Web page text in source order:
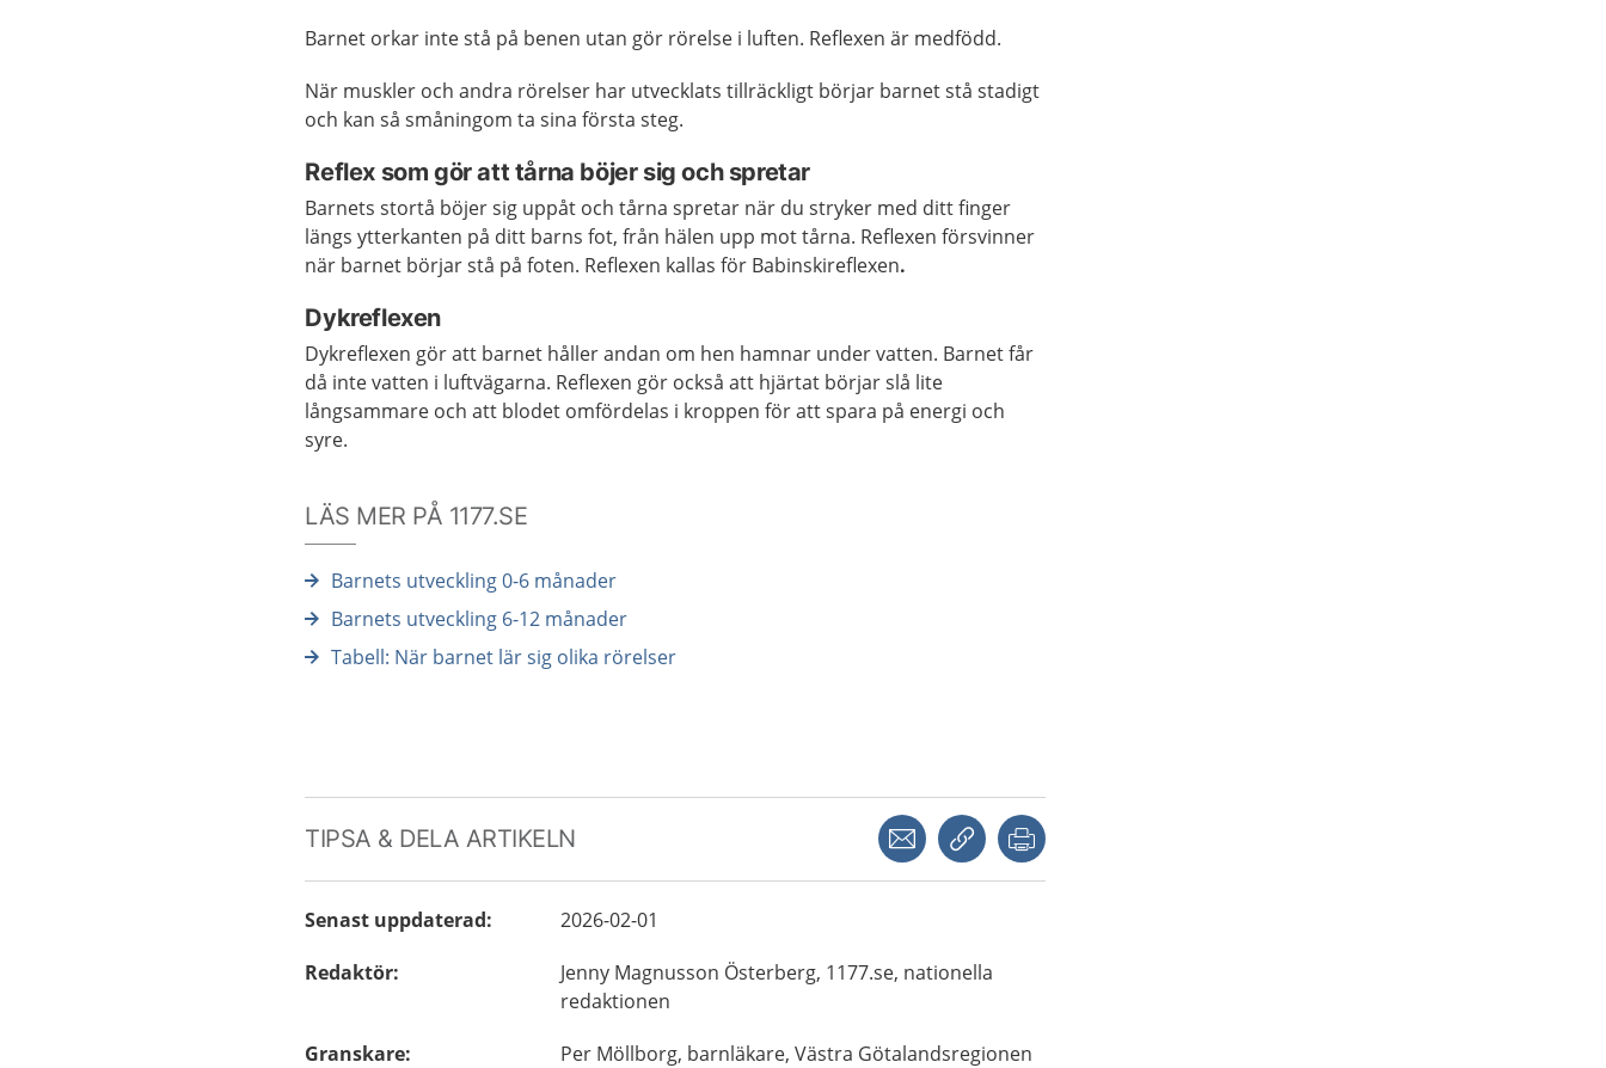
Barnet orkar inte stå på benen utan gör rörelse i luften. Reflexen är medfödd.
När muskler och andra rörelser har utvecklats tillräckligt börjar barnet stå stadigt
och kan så småningom ta sina första steg.
Reflex som gör att tårna böjer sig och spretar
Barnets stortå böjer sig uppåt och tårna spretar när du stryker med ditt finger
längs ytterkanten på ditt barns fot, från hälen upp mot tårna. Reflexen försvinner
när barnet börjar stå på foten. Reflexen kallas för Babinskireflexen.
Dykreflexen
Dykreflexen gör att barnet håller andan om hen hamnar under vatten. Barnet får
då inte vatten i luftvägarna. Reflexen gör också att hjärtat börjar slå lite
långsammare och att blodet omfördelas i kroppen för att spara på energi och
syre.
LÄS MER PÅ 1177.SE
Barnets utveckling 0-6 månader
Barnets utveckling 6-12 månader
Tabell: När barnet lär sig olika rörelser
TIPSA & DELA ARTIKELN Dela via mejlKopiera länk
Senast uppdaterad:
2026-02-01
Redaktör: Jenny Magnusson Österberg, 1177.se, nationella
redaktionen
Granskare: Per Möllborg, barnläkare, Västra Götalandsregionen